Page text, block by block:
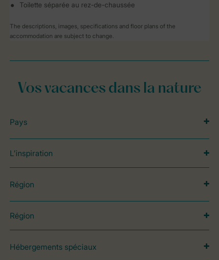
Toilette séparée au rez-de-chaussée
The descriptions, images, specifications and floor plans of the
accommodation are subject to change.
Vos vacances dans la nature
Pays
L’inspiration
Région
Région
Hébergements spéciaux